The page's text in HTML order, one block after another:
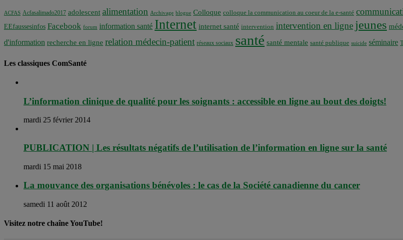
ACFAS Acfasalimado2017 adolescent alimentation Archivage blogue Colloque colloque la communication au coeur de la e-santé
EEfaussesinfos Facebook forum information santé Internet internet santé intervention intervention en ligne jeunes
d'information recherche en ligne relation médecin-patient réseaux sociaux santé santé mentale santé publique suicide séminaire
Les classiques ComSanté
L’information clinique de qualité pour les soignants : accessible en ligne au bout des doigts!
mardi 25 février 2014
PUBLICATION | Les résultats négatifs de l’utilisation de l’information en ligne sur la santé
mardi 15 mai 2018
La mouvance des organisations bénévoles : le cas de la Société canadienne du cancer
samedi 11 août 2012
Visitez notre chaîne YouTube!